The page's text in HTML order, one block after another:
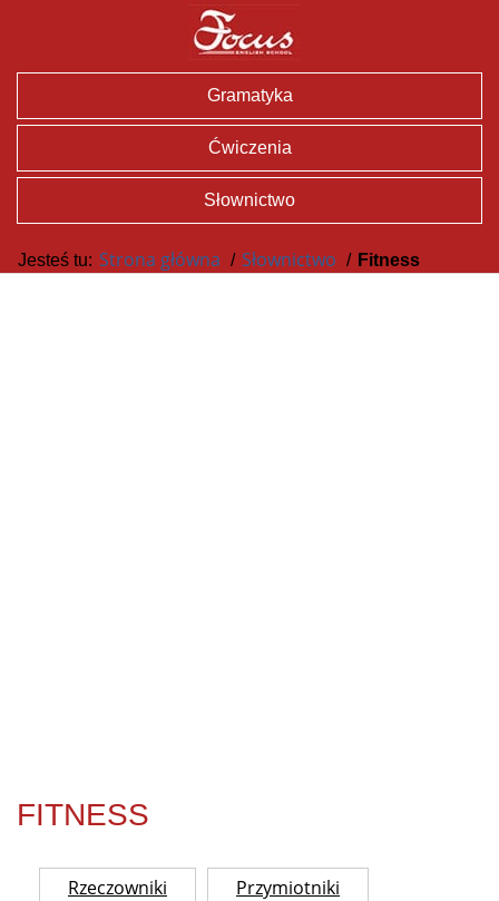
FITNESS
Rzeczowniki
Przymiotniki
Gramatyka
Ćwiczenia
Słownictwo
Jesteś tu: Strona główna / Słownictwo / Fitness